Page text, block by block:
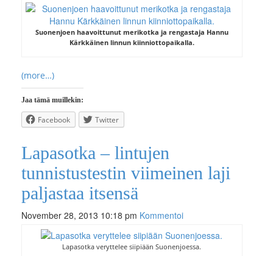
Suonenjoen haavoittunut merikotka ja rengastaja Hannu
Kärkkäinen linnun kiinniottopaikalla.
(more…)
Jaa tämä muillekin:
Facebook Twitter
Lapasotka – lintujen
tunnistustestin viimeinen laji
paljastaa itsensä
November 28, 2013 10:18 pm Kommentoi
Lapasotka veryttelee siipiään Suonenjoessa.